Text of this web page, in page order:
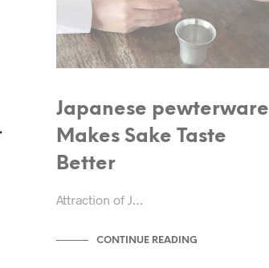
Japanese pewterware
Makes Sake Taste
Better
Attraction of J…
CONTINUE READING